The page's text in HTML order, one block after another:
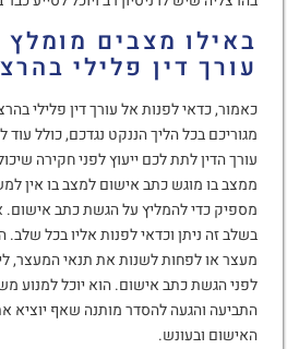
באילו מצבים
עורך דין פלילי
כאמור, כדאי לפנות אל עורך דין פלילי
מגוריכם בכל הליך הננקט נגדכם, כולל עוד
עורך הדין לתת לכם ייעוץ לפני חקירה
ממצב בו מוגש כתב אישום למצב בו אין
מספיק כדי להמליץ על הגשת כתב אישום.
בשלב זה ניתן וכדאי לפנות אליו בכל שלב.
מעצר או לפחות לשנות את תנאי המעצר,
לפני הגשת כתב אישום. הוא יוכל למנוע
התביעה והגעה להסדר מותנה שאף יוציא
האישום ובעונש.